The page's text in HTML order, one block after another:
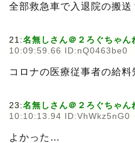
全部救急車で入退院の搬送
21:名無しさん＠２ろぐちゃん
10:09:59.66 ID:nQ0463be0
コロナの医療従事者の給料
23:名無しさん＠２ろぐちゃん
10:10:13.94 ID:VhWkz5nG0
よかった…